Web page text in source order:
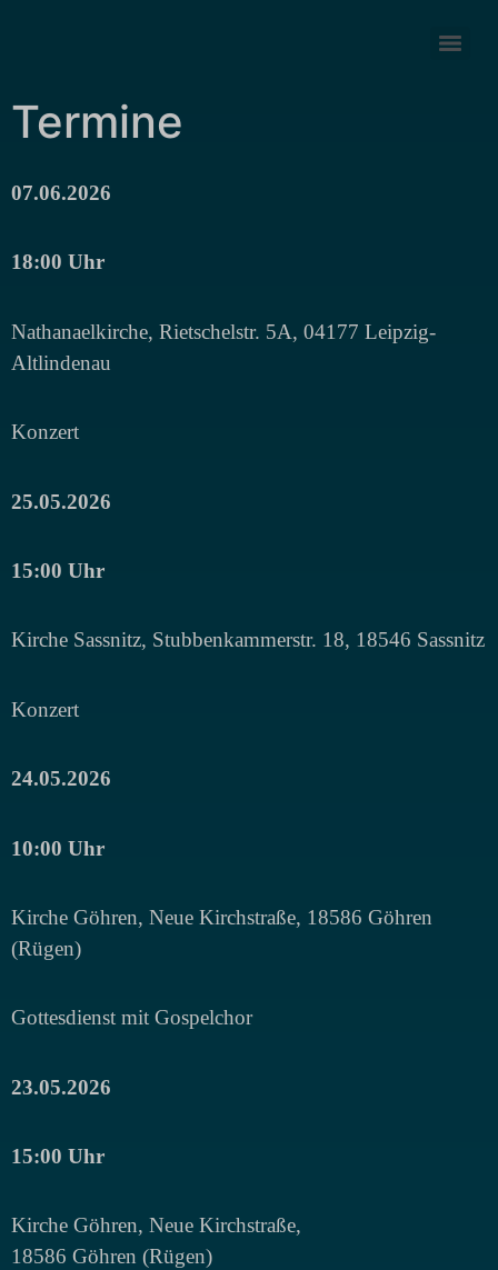
Termine
07.06.2026
18:00 Uhr
Nathanaelkirche, Rietschelstr. 5A, 04177 Leipzig-
Altlindenau
Konzert
25.05.2026
15:00 Uhr
Kirche Sassnitz, Stubbenkammerstr. 18, 18546 Sassnitz
Konzert
24.05.2026
10:00 Uhr
Kirche Göhren, Neue Kirchstraße, 18586 Göhren
(Rügen)
Gottesdienst mit Gospelchor
23.05.2026
15:00 Uhr
Kirche Göhren, Neue Kirchstraße,
18586 Göhren (Rügen)